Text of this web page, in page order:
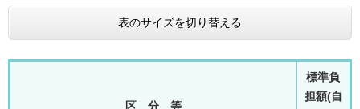
表のサイズを切り替える
区 分 等
標準負
担額(自